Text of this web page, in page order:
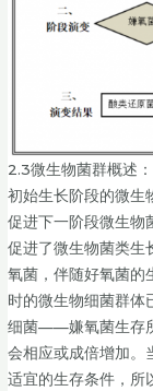
2.3微生物菌群概述：
初始生长阶段的微生
促进下一阶段微生物
促进了微生物菌类生
氧菌，伴随好氧菌的
时的微生物细菌群体
细菌——嫌氧菌生存
会相应或成倍增加。
适宜的生存条件，所